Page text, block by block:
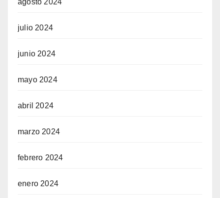
agosto 2024
julio 2024
junio 2024
mayo 2024
abril 2024
marzo 2024
febrero 2024
enero 2024